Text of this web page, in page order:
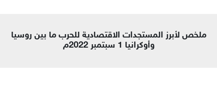
ملخص لأبرز المستجدات الاقتصادية للحرب ما بين روسيا
وأوكرانيا 1 سبتمبر 2022م